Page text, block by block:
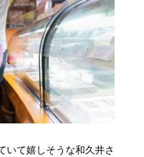
いて嬉しそうな和久井さ